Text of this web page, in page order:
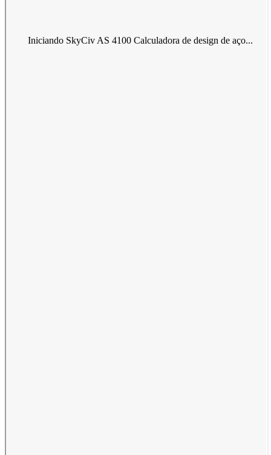
Iniciando SkyCiv AS 4100 Calculadora de design de aço...